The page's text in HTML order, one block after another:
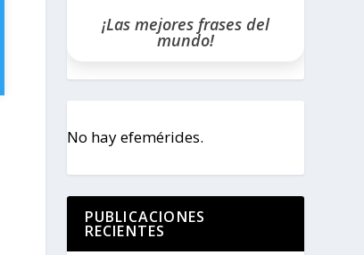
¡Las mejores frases del
mundo!
No hay efemérides.
PUBLICACIONES
RECIENTES